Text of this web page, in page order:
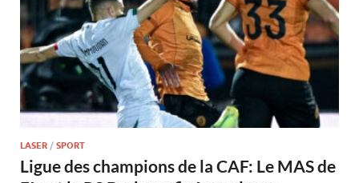
LASER / SPORT
Ligue des champions de la CAF: Le MAS de